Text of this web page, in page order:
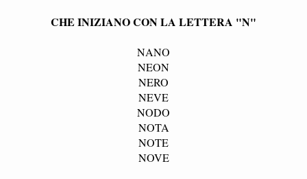
CHE INIZIANO CON LA LETTERA "N"
NANO
NEON
NERO
NEVE
NODO
NOTA
NOTE
NOVE